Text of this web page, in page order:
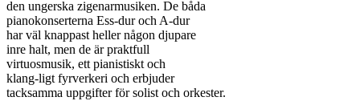
den ungerska zigenarmusiken. De båda
pianokonserterna Ess-dur och A-dur
har väl knappast heller någon djupare
inre halt, men de är praktfull
virtuosmusik, ett pianistiskt och
klang-ligt fyrverkeri och erbjuder
tacksamma uppgifter för solist och orkester.